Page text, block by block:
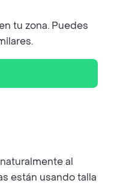
tu zona. Puedes
al
están usando talla